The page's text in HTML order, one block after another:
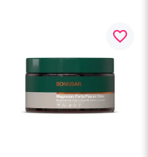
favorite_border